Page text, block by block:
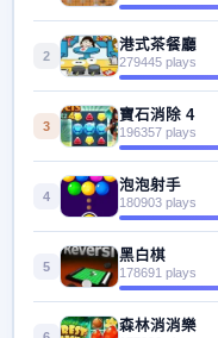
2
港式茶餐廳
279445 plays
3
寶石消除 4
196357 plays
4
泡泡射手
180903 plays
5
黑白棋
178691 plays
森林消消樂